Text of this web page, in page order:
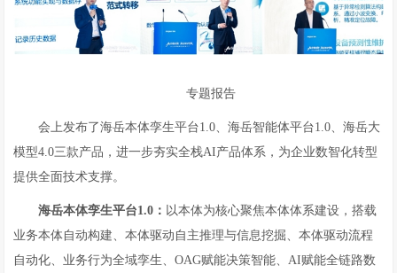
专题报告
会上发布了海岳本体孪生平台1.0、海岳智能体平台1.0、海岳大
模型4.0三款产品，进一步夯实全栈AI产品体系，为企业数智化转型
提供全面技术支撑。
海岳本体孪生平台1.0： 以本体为核心聚焦本体体系建设，搭载
业务本体自动构建、本体驱动自主推理与信息挖掘、本体驱动流程
自动化、业务行为全域孪生、OAG赋能决策智能、AI赋能全链路数